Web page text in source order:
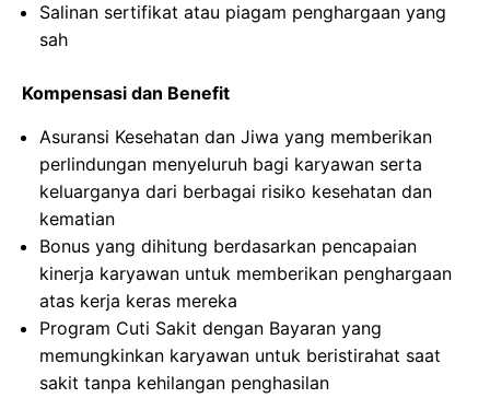
Salinan sertifikat atau piagam penghargaan yang
sah
Kompensasi dan Benefit
Asuransi Kesehatan dan Jiwa yang memberikan
perlindungan menyeluruh bagi karyawan serta
keluarganya dari berbagai risiko kesehatan dan
kematian
Bonus yang dihitung berdasarkan pencapaian
kinerja karyawan untuk memberikan penghargaan
atas kerja keras mereka
Program Cuti Sakit dengan Bayaran yang
memungkinkan karyawan untuk beristirahat saat
sakit tanpa kehilangan penghasilan